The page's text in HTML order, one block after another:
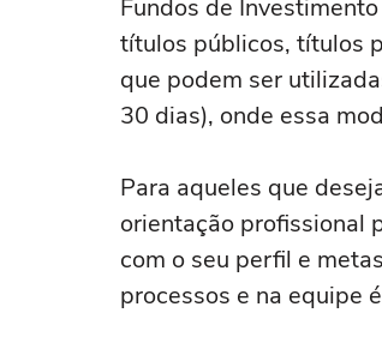
Fundos de
títulos públicos, títulos
que podem ser
30 dias), onde essa
Para aqueles que
orientação profissional
com o seu perfil e
processos e na equipe